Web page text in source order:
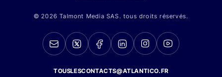
© 2026 Talmont Media SAS. tous droits réservés.
TOUSLESCONTACTS@ATLANTICO.FR